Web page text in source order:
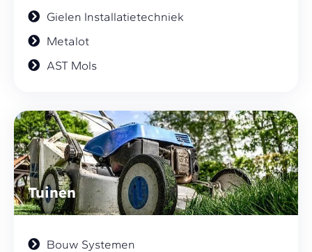
Gielen Installatietechniek
Metalot
AST Mols
Tuinen
Bouw Systemen